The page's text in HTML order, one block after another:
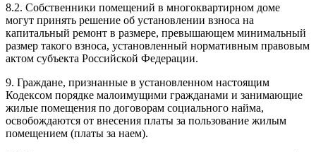
8.2. Собственники помещений в многоквартирном доме
могут принять решение об установлении взноса на
капитальный ремонт в размере, превышающем минимальный
размер такого взноса, установленный нормативным правовым
актом субъекта Российской Федерации.
9. Граждане, признанные в установленном настоящим
Кодексом порядке малоимущими гражданами и занимающие
жилые помещения по договорам социального найма,
освобождаются от внесения платы за пользование жилым
помещением (платы за наем).